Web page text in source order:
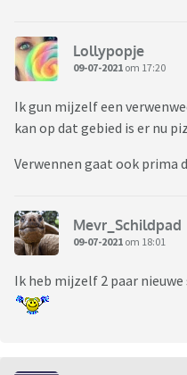
Lollypopje
09-07-2021 om 17:20
Ik gun mijzelf een
kan op dat gebied is er nu
Verwennen gaat ook prima
Mevr_Schildpad
09-07-2021 om 18:01
Ik heb mijzelf 2 paar